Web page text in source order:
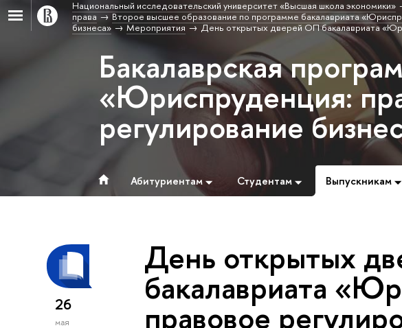
Национальный исследовательский университет «Высшая школа экономики»
права
Второе высшее образование по программе бакалавриата
бизнеса»
Мероприятия День открытых дверей ОП бакалавриата
Бакалаврская
«Юриспруденция:
регулирование
Абитуриентам Студентам Выпускникам
26
мая
День открытых
бакалавриата
правовое